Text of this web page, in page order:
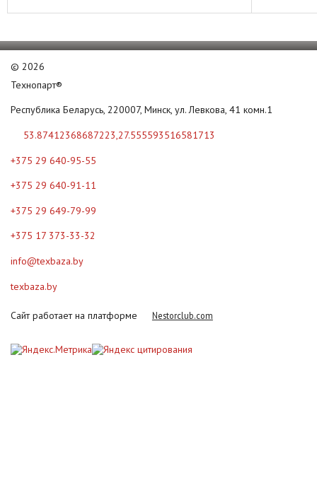
© 2026
Технопарт®
Республика Беларусь, 220007, Минск, ул. Левкова, 41 комн.1
53.87412368687223,27.555593516581713
+375 29 640-95-55
+375 29 640-91-11
+375 29 649-79-99
+375 17 373-33-32
info@texbaza.by
texbaza.by
Сайт работает на платформе Nestorclub.com